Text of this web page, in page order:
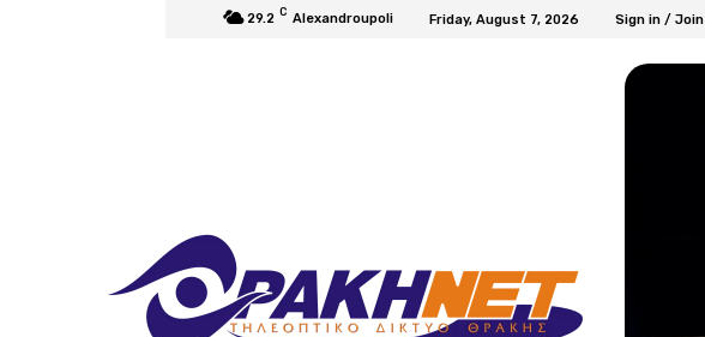
29.2 C Alexandroupoli Friday, August 7, 2026 Sign in / Join